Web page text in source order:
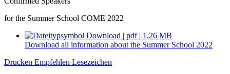
for the Summer School COME 2022
Download | pdf | 1,26 MB
Download all information about the Summer School 2022
Drucken Empfehlen Lesezeichen